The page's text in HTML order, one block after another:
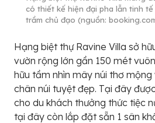
có thiết kế hiện đại pha lẫn tinh
trầm chủ đạo (nguồn:
Hạng biệt thự Ravine Villa sở
vườn rộng lớn gần 150 mét
hữu tầm nhìn mây núi thơ
chân núi tuyệt đẹp. Tại đây
cho du khách thưởng thức tiệc
tại đây còn lắp đặt sẵn 1 sân